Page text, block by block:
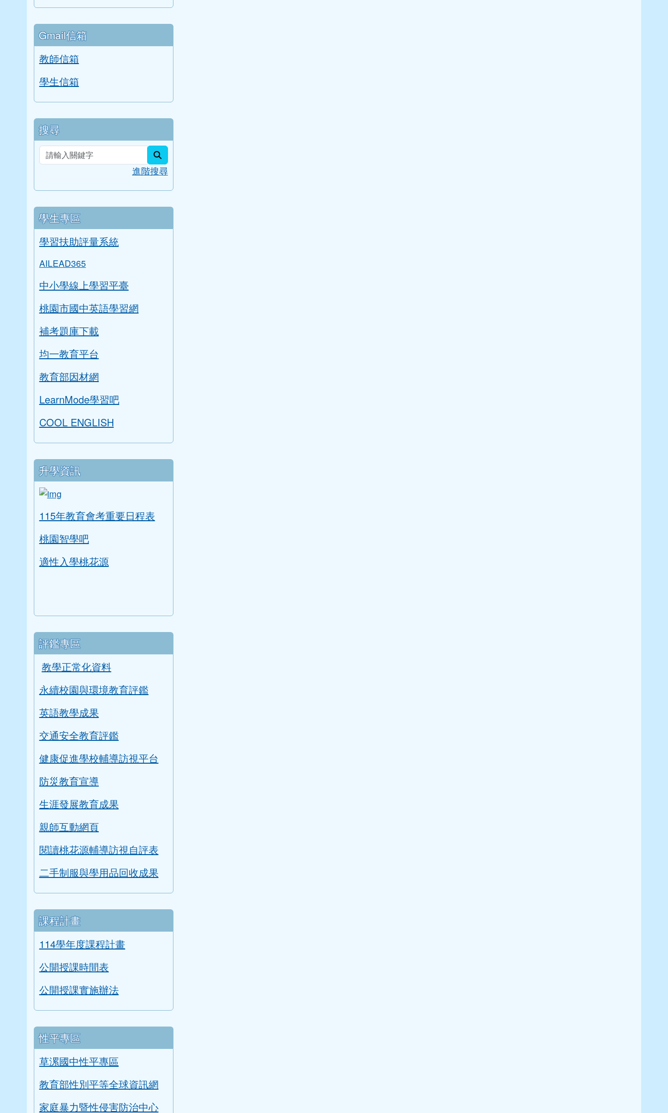
Gmail信箱
教師信箱
學生信箱
搜尋
進階搜尋
學生專區
學習扶助評量系統
AILEAD365
中小學線上學習平臺
桃園市國中英語學習網
補考題庫下載
均一教育平台
教育部因材網
LearnMode學習吧
COOL ENGLISH
升學資訊
link to https://tyc.entry.edu.tw/NoExamImitate_TL/NoExamImitate/Apps/Page/Public/News.aspx \
ink to https://tyc.entry.edu.tw/NoExamImitate_TL/NoExamImitate/Apps/Page/Public/News.aspx
115年教育會考重要日程表
桃園智學吧
適性入學桃花源
評鑑專區
教學正常化資料
永續校園與環境教育評鑑
英語教學成果
交通安全教育評鑑
健康促進學校輔導訪視平台
防災教育宣導
生涯發展教育成果
親師互動網頁
閱讀桃花源輔導訪視自評表
二手制服與學用品回收成果
課程計畫
114學年度課程計畫
公開授課時間表
公開授課實施辦法
性平專區
草漯國中性平專區
教育部性別平等全球資訊網
家庭暴力暨性侵害防治中心